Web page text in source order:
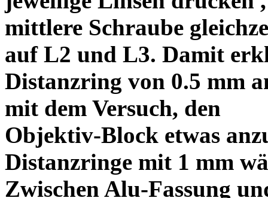
mittlere Schraube
auf L2 und L3. Damit
Distanzring von 0.5 mm
mit dem Versuch, den
Objektiv-Block etwas
Distanzringe mit 1 mm
Zwischen Alu-Fassung